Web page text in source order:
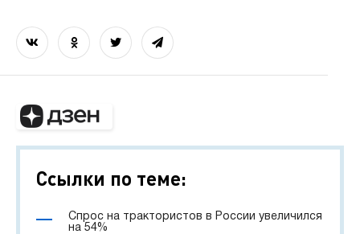
Ссылки по теме:
Спрос на трактористов в России увеличился
на 54%